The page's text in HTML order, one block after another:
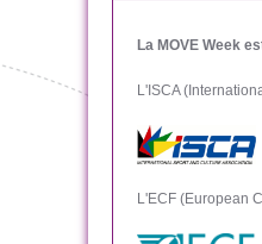
La MOVE Week
L'ISCA
L'ECF (European